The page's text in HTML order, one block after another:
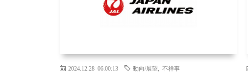
2024.12.28 06:00:13 動向/展望 不祥事